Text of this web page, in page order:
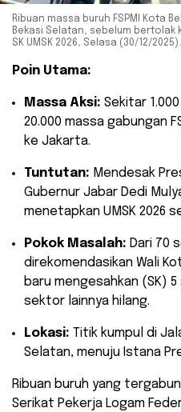
Ribuan massa buruh FSPMI Kota
Bekasi Selatan, sebelum bertolak
SK UMSK 2026, Selasa (30/12/2025).
Poin Utama:
Massa Aksi: Sekitar
20.000 massa gabungan
ke Jakarta.
Tuntutan: Mendesak
Gubernur Jabar Dedi
menetapkan UMSK 2026
Pokok Masalah: Dari 70
direkomendasikan Wali
baru mengesahkan (SK)
sektor lainnya hilang.
Lokasi: Titik kumpul di
Selatan, menuju Istana
​Ribuan buruh yang
Serikat Pekerja Logam